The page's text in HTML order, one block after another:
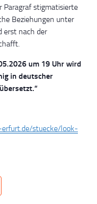
Paragraf stigmatisierte
Beziehungen unter
erst nach der
um 19 Uhr wird
in deutscher
stuecke/look-